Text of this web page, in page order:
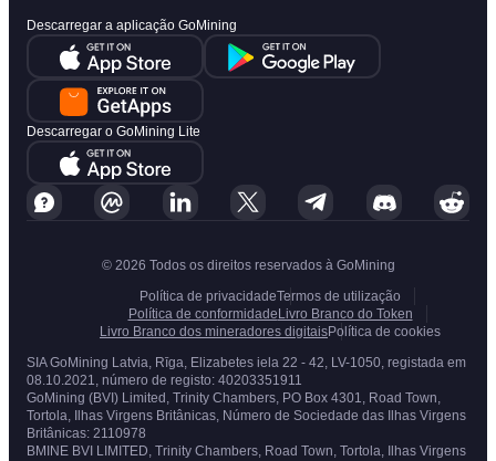
Descarregar a aplicação GoMining
Descarregar o GoMining Lite
© 2026 Todos os direitos reservados à GoMining
Política de privacidadeTermos de utilização
Política de conformidade Livro Branco do Token
Livro Branco dos mineradores digitaisPolítica de cookies
SIA GoMining Latvia, Rīga, Elizabetes iela 22 - 42, LV-1050, registada em
08.10.2021, número de registo: 40203351911
GoMining (BVI) Limited, Trinity Chambers, PO Box 4301, Road Town,
Tortola, Ilhas Virgens Britânicas, Número de Sociedade das Ilhas Virgens
Britânicas: 2110978
BMINE BVI LIMITED, Trinity Chambers, Road Town, Tortola, Ilhas Virgens